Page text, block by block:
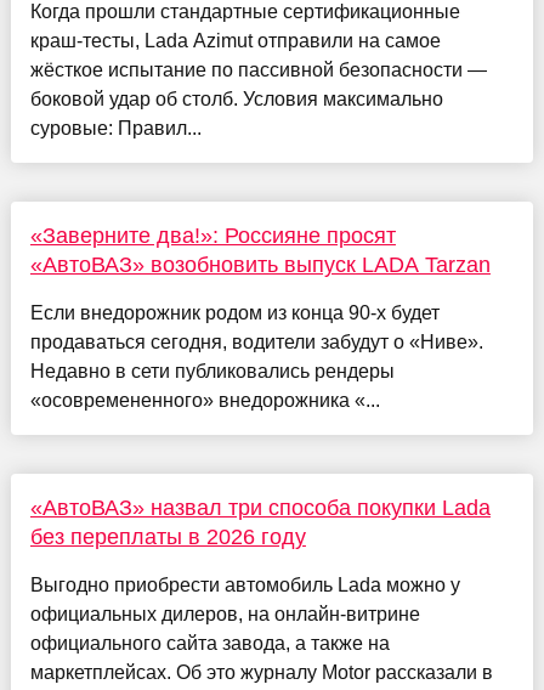
Когда прошли стандартные сертификационные
краш-тесты, Lada Azimut отправили на самое
жёсткое испытание по пассивной безопасности —
боковой удар об столб. Условия максимально
суровые: Правил...
«Заверните два!»: Россияне просят
«АвтоВАЗ» возобновить выпуск LADA Tarzan
Если внедорожник родом из конца 90-х будет
продаваться сегодня, водители забудут о «Ниве».
Недавно в сети публиковались рендеры
«осовремененного» внедорожника «...
«АвтоВАЗ» назвал три способа покупки Lada
без переплаты в 2026 году
Выгодно приобрести автомобиль Lada можно у
официальных дилеров, на онлайн-витрине
официального сайта завода, а также на
маркетплейсах. Об это журналу Motor рассказали в